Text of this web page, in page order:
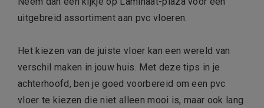
uitgebreid assortiment aan pvc vloeren.
Het kiezen van de juiste vloer kan een wereld van
verschil maken in jouw huis. Met deze tips in je
achterhoofd, ben je goed voorbereid om een pvc
vloer te kiezen die niet alleen mooi is, maar ook lang